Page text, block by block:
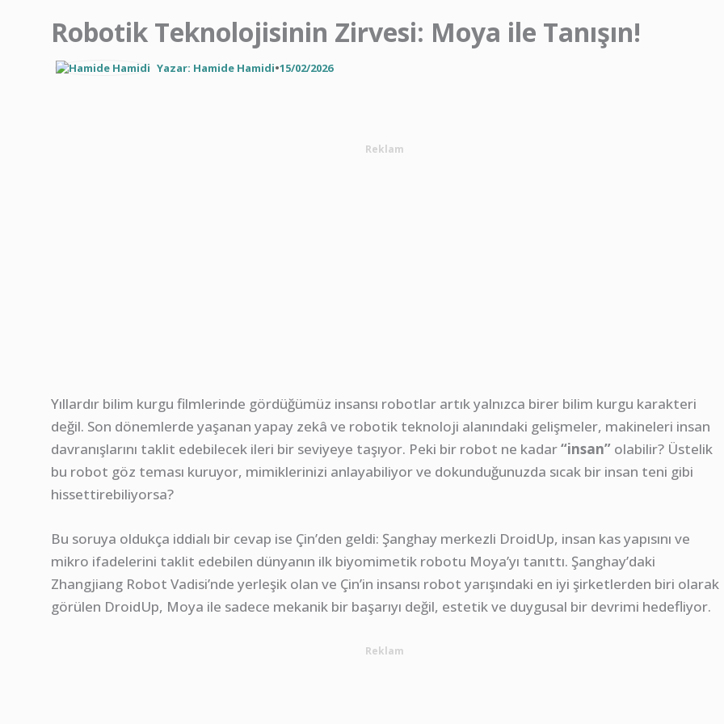
Robotik Teknolojisinin Zirvesi: Moya ile Tanışın!
Yazar: Hamide Hamidi•15/02/2026
Reklam
Yıllardır bilim kurgu filmlerinde gördüğümüz insansı robotlar artık yalnızca birer bilim kurgu karakteri
değil. Son dönemlerde yaşanan yapay zekâ ve robotik teknoloji alanındaki gelişmeler, makineleri insan
davranışlarını taklit edebilecek ileri bir seviyeye taşıyor. Peki bir robot ne kadar“insan”olabilir? Üstelik
bu robot göz teması kuruyor, mimiklerinizi anlayabiliyor ve dokunduğunuzda sıcak bir insan teni gibi
hissettirebiliyorsa?
Bu soruya oldukça iddialı bir cevap ise Çin’den geldi: Şanghay merkezli DroidUp, insan kas yapısını ve
mikro ifadelerini taklit edebilen dünyanın ilk biyomimetik robotu Moya’yı tanıttı. Şanghay’daki
Zhangjiang Robot Vadisi’nde yerleşik olan ve Çin’in insansı robot yarışındaki en iyi şirketlerden biri olarak
görülen DroidUp, Moya ile sadece mekanik bir başarıyı değil, estetik ve duygusal bir devrimi hedefliyor.
Reklam